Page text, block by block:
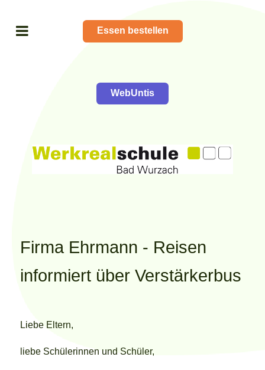
Essen bestellen
WebUntis
Firma Ehrmann - Reisen
informiert über Verstärkerbus
Liebe Eltern,
liebe Schülerinnen und Schüler,